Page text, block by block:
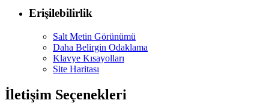
Erişilebilirlik
Salt Metin Görünümü
Daha Belirgin Odaklama
Klavye Kısayolları
Site Haritası
İletişim Seçenekleri